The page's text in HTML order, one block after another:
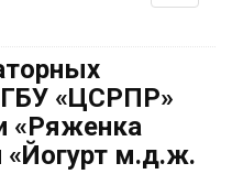
«ЦСРПР»
«Ряженка
«Йогурт м.д.ж.